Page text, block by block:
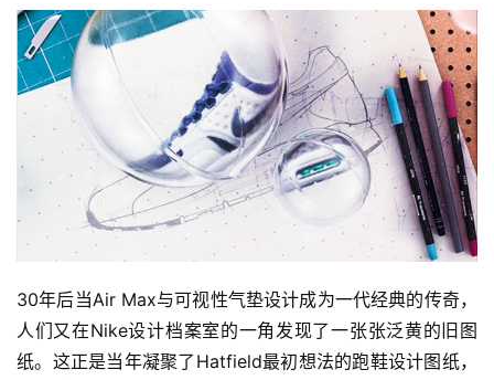
30年后当Air Max与可视性气垫设计成为一代经典的传奇，
人们又在Nike设计档案室的一角发现了一张张泛黄的旧图
纸。这正是当年凝聚了Hatfield最初想法的跑鞋设计图纸，